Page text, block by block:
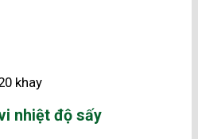
khay
nhiệt độ sấy